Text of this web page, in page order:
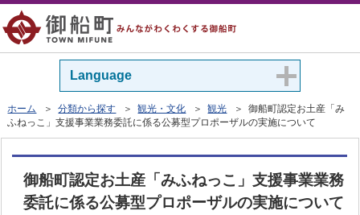
Language
ホーム ＞分類から探す ＞観光・文化 ＞観光 ＞ 御船町認定お土産「み
ふねっこ」支援事業業務委託に係る公募型プロポーザルの実施について
御船町認定お土産「みふねっこ」支援事業業務
委託に係る公募型プロポーザルの実施について